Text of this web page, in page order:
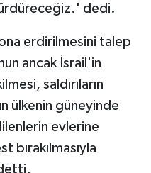
dedi.
erdirilmesini talep
ancak İsrail'in
saldırıların
ülkenin güneyinde
evlerine
bırakılmasıyla